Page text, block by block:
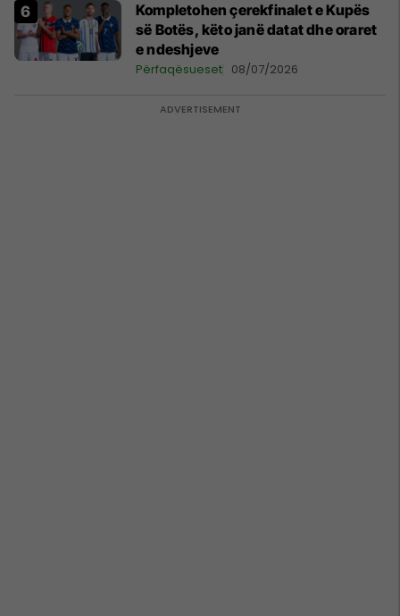
Kompletohen çerekfinalet e Kupës
së Botës, këto janë datat dhe oraret
e ndeshjeve
Përfaqësueset 08/07/2026